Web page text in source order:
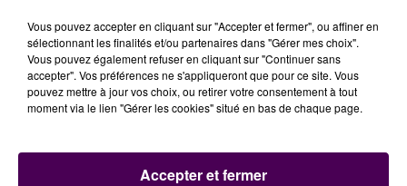
À LA UNE
31 juillet 2026
Gagnez vos entrées à Terra Botanica !
Vous pouvez accepter en cliquant sur "Accepter et fermer", ou affiner en
sélectionnant les finalités et/ou partenaires dans "Gérer mes choix".
Vous pouvez également refuser en cliquant sur "Continuer sans
accepter". Vos préférences ne s'appliqueront que pour ce site. Vous
pouvez mettre à jour vos choix, ou retirer votre consentement à tout
moment via le lien "Gérer les cookies" situé en bas de chaque page.
Accepter et fermer